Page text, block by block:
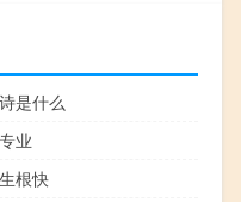
是什么
业
根快